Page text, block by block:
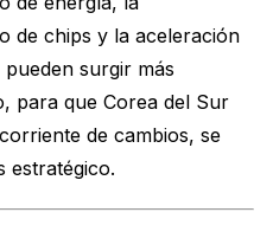
de chips y la aceleración
surgir más
para que Corea del Sur
de cambios, se
estratégico.